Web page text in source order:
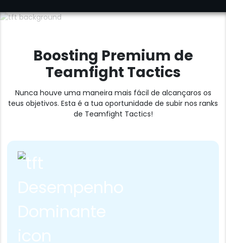
Boosting Premium de
Teamfight Tactics
Nunca houve uma maneira mais fácil de alcançaros os
teus objetivos. Esta é a tua oportunidade de subir nos ranks
de Teamfight Tactics!